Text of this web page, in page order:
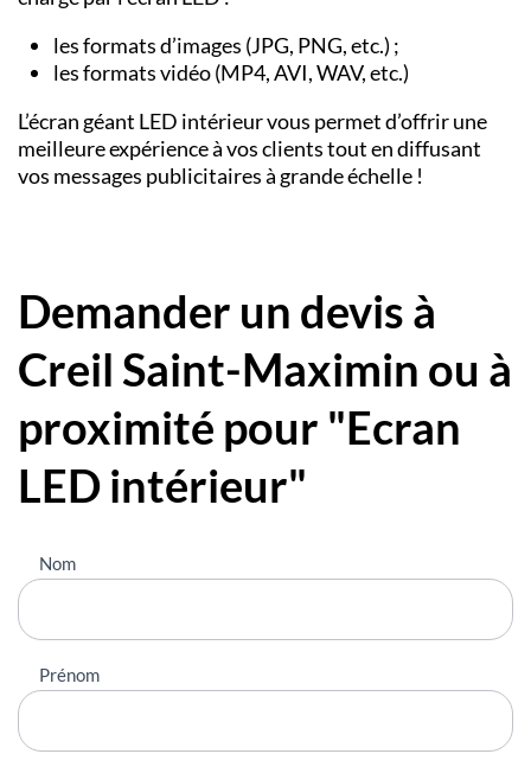
les formats d’images (JPG, PNG, etc.) ;
les formats vidéo (MP4, AVI, WAV, etc.)
L’écran géant LED intérieur vous permet d’offrir une
meilleure expérience à vos clients tout en diffusant
vos messages publicitaires à grande échelle !
Demander un devis à
Creil Saint-Maximin ou à
proximité pour "Ecran
LED intérieur"
Nous
contacter
Nom
Prénom